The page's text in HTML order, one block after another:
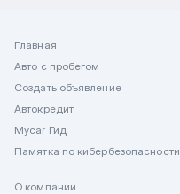
Главная
Авто с пробегом
Создать объявление
Автокредит
Mycar Гид
Памятка по кибербезопасности
О компании